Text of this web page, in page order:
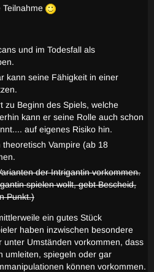
und im Todesfall als
kann seine Fähigkeit in einer
zu Beginn des Spiels, welche
kann er seine Rolle auch schon
auf eigenes Risiko hin.
Vampire (ab 18
der Intrigantin vorkommen.
spielen wollt, gebt Bescheid,
Punkt.)
ein gutes Stück
haben inzwischen besondere
unter Umständen vorkommen, dass
umleiten, spiegeln oder gar
können vorkommen.